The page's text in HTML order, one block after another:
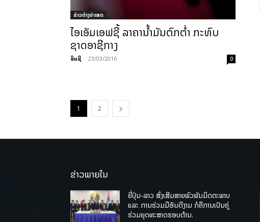
ຂ່າວຕ່າງປະເທດ
ໄອ​ເອັມ​ເອຟຊີ້ ລາຄາ​ນໍ້າມັນ​ຕົກຕໍ່າ ກະທົບ
ຊາດ​ອາຊີ​ກາງ
ອິນຊີ - 23/03/2016 0
1 2
ຂ່າວພາຍໃນ
ຍີ່ປຸ່ນ-ລາວ ສົ່ງເສີມສາຍພົວພັນມິດຕະພາບ
ແລະ ການຮ່ວມມືອັນດີງາມ ກໍຄືການເປັນຄູ່
ຮ່ວມຍຸດທະສາດຮອບດ້ານ.